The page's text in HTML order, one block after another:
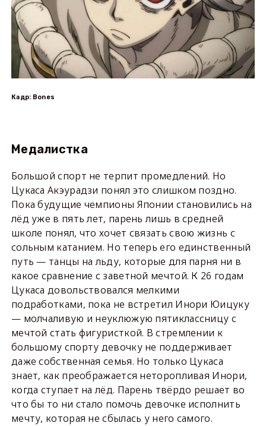
Кадр: Bones
Медалистка
Большой спорт не терпит промедлений. Но
Цукаса Акэурадзи понял это слишком поздно.
Пока будущие чемпионы Японии становились на
лёд уже в пять лет, парень лишь в средней
школе понял, что хочет связать свою жизнь с
сольным катанием. Но теперь его единственный
путь — танцы на льду, которые для парня ни в
какое сравнение с заветной мечтой. К 26 годам
Цукаса довольствовался мелкими
подработками, пока не встретил Инори Юицуку
— молчаливую и неуклюжую пятиклассницу с
мечтой стать фигуристкой. В стремлении к
большому спорту девочку не поддерживает
даже собственная семья. Но только Цукаса
знает, как преображается неторопливая Инори,
когда ступает на лёд. Парень твёрдо решает во
что бы то ни стало помочь девочке исполнить
мечту, которая не сбылась у него самого.